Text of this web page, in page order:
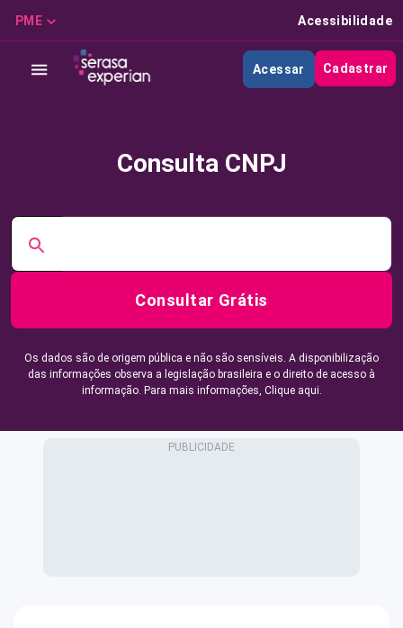
PME Acessibilidade
Acessar Cadastrar
Consulta CNPJ
Consultar Grátis
Os dados são de origem pública e não são sensíveis. A disponibilização
das informações observa a legislação brasileira e o direito de acesso à
informação. Para mais informações, Clique aqui.